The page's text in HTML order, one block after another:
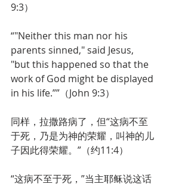
9:3）
“"Neither this man nor his
parents sinned," said Jesus,
"but this happened so that the
work of God might be displayed
in his life.””（John 9:3）
同样，拉撒路病了，但“这病不至
于死，乃是为神的荣耀，叫神的儿
子因此得荣耀。”（约11:4）
“这病不至于死，”当主耶稣说这话